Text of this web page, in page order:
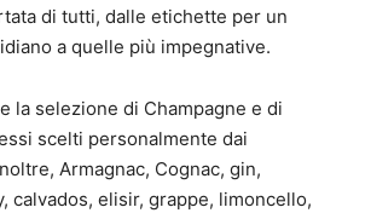
di tutti, dalle etichette per un
a quelle più impegnative.
la selezione di Champagne e di
scelti personalmente dai
Armagnac, Cognac, gin,
calvados, elisir, grappe, limoncello,